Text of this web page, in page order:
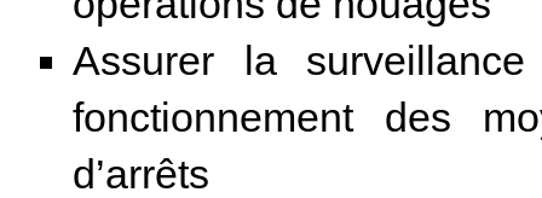
Assurer la
fonctionnement des
d’arrêts